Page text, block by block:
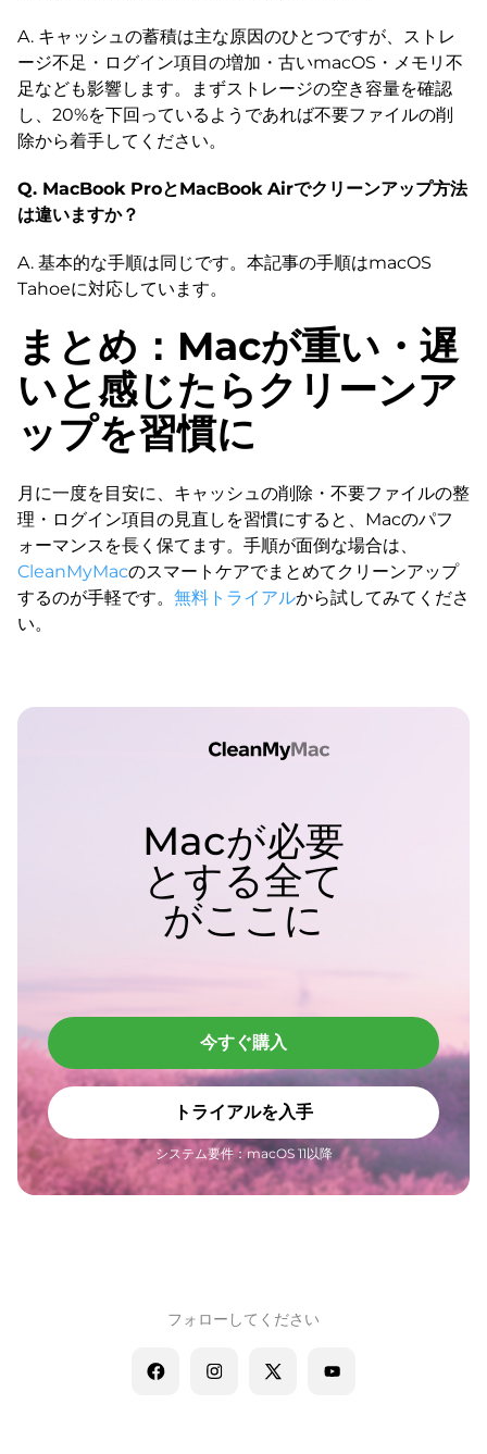
A. キャッシュの蓄積は主な原因のひとつですが、ストレ
ージ不足・ログイン項目の増加・古いmacOS・メモリ不
足なども影響します。まずストレージの空き容量を確認
し、20%を下回っているようであれば不要ファイルの削
除から着手してください。
Q. MacBook ProとMacBook Airでクリーンアップ方法
は違いますか？
A. 基本的な手順は同じです。本記事の手順はmacOS
Tahoeに対応しています。
まとめ：Macが重い・遅
いと感じたらクリーンア
ップを習慣に
月に一度を目安に、キャッシュの削除・不要ファイルの整
理・ログイン項目の見直しを習慣にすると、Macのパフ
ォーマンスを長く保てます。手順が面倒な場合は、
CleanMyMacのスマートケアでまとめてクリーンアップ
するのが手軽です。 無料トライアルから試してみてくださ
い。
Macが必要
とする全て
がここに
今すぐ購入
トライアルを入手
システム要件：macOS 11以降
フォローしてください